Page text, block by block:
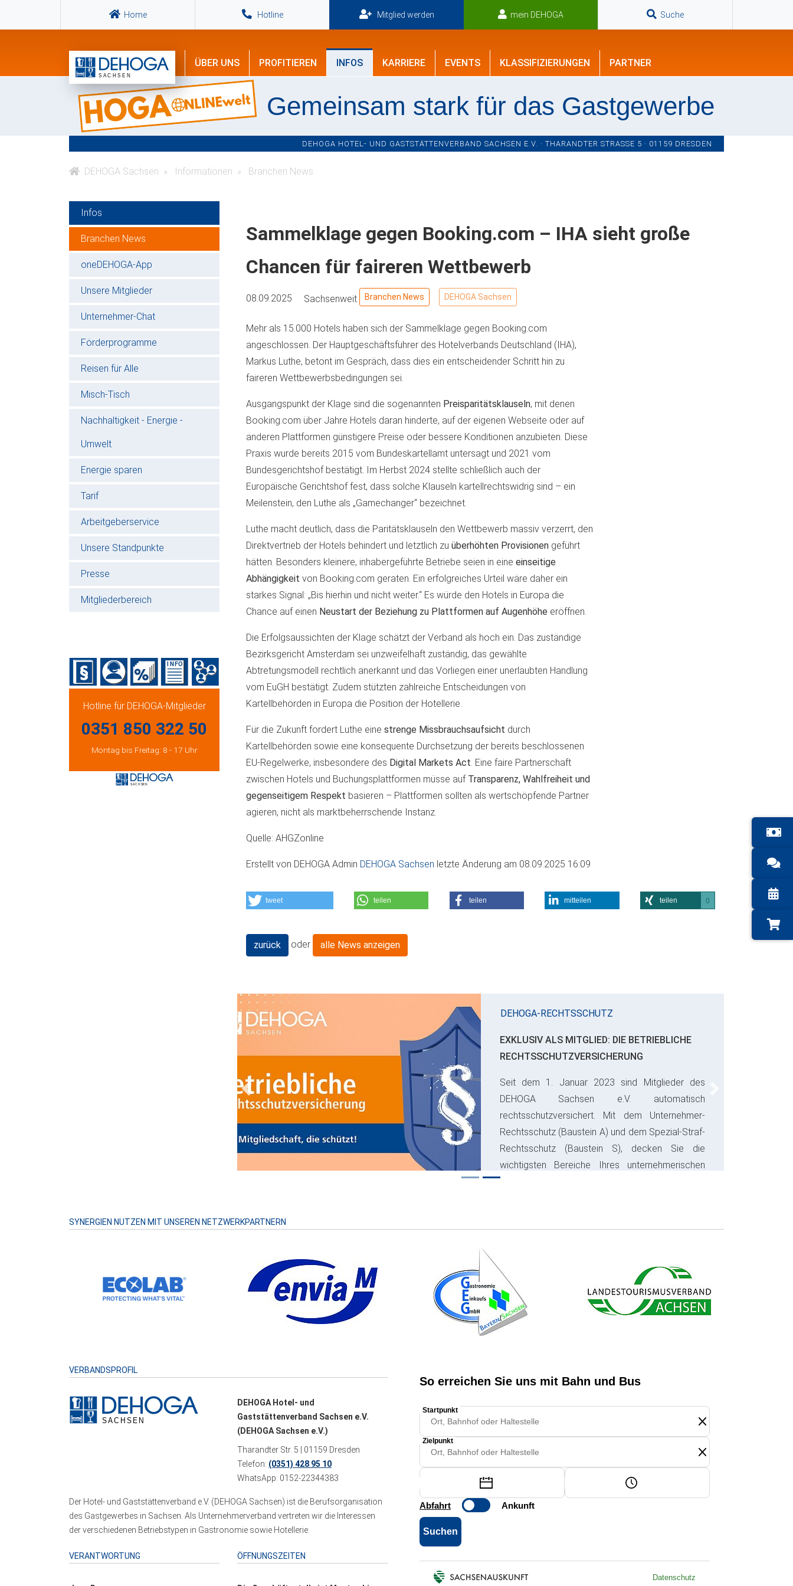
Home Hotline Mitglied werden mein DEHOGA Suche
ÜBER UNS PROFITIEREN INFOS KARRIERE EVENTS KLASSIFIZIERUNGEN PARTNER
Gemeinsam stark für das Gastgewerbe
DEHOGA HOTEL- UND GASTSTÄTTENVERBAND SACHSEN E.V. · THARANDTER STRASSE 5 · 01159 DRESDEN
DEHOGA Sachsen Informationen Branchen News
Infos
Branchen News
oneDEHOGA-App
Unsere Mitglieder
Unternehmer-Chat
Förderprogramme
Reisen für Alle
Misch-Tisch
Nachhaltigkeit - Energie -
Umwelt
Energie sparen
Tarif
Arbeitgeberservice
Unsere Standpunkte
Presse
Mitgliederbereich
Hotline für DEHOGA-Mitglieder
0351 850 322 50
Montag bis Freitag: 8 - 17 Uhr
Sammelklage gegen Booking.com – IHA sieht große
Chancen für faireren Wettbewerb
08.09.2025 Sachsenweit Branchen News DEHOGA Sachsen
Mehr als 15.000 Hotels haben sich der Sammelklage gegen Booking.com
angeschlossen. Der Hauptgeschäftsführer des Hotelverbands Deutschland (IHA),
Markus Luthe, betont im Gespräch, dass dies ein entscheidender Schritt hin zu
faireren Wettbewerbsbedingungen sei.
Ausgangspunkt der Klage sind die sogenannten Preisparitätsklauseln, mit denen
Booking.com über Jahre Hotels daran hinderte, auf der eigenen Webseite oder auf
anderen Plattformen günstigere Preise oder bessere Konditionen anzubieten. Diese
Praxis wurde bereits 2015 vom Bundeskartellamt untersagt und 2021 vom
Bundesgerichtshof bestätigt. Im Herbst 2024 stellte schließlich auch der
Europäische Gerichtshof fest, dass solche Klauseln kartellrechtswidrig sind – ein
Meilenstein, den Luthe als „Gamechanger“ bezeichnet.
Luthe macht deutlich, dass die Paritätsklauseln den Wettbewerb massiv verzerrt, den
Direktvertrieb der Hotels behindert und letztlich zu überhöhten Provisionen geführt
hätten. Besonders kleinere, inhabergeführte Betriebe seien in eine einseitige
Abhängigkeit von Booking.com geraten. Ein erfolgreiches Urteil wäre daher ein
starkes Signal: „Bis hierhin und nicht weiter.“ Es würde den Hotels in Europa die
Chance auf einen Neustart der Beziehung zu Plattformen auf Augenhöhe eröffnen.
Die Erfolgsaussichten der Klage schätzt der Verband als hoch ein. Das zuständige
Bezirksgericht Amsterdam sei unzweifelhaft zuständig, das gewählte
Abtretungsmodell rechtlich anerkannt und das Vorliegen einer unerlaubten Handlung
vom EuGH bestätigt. Zudem stützten zahlreiche Entscheidungen von
Kartellbehörden in Europa die Position der Hotellerie.
Für die Zukunft fordert Luthe eine strenge Missbrauchsaufsicht durch
Kartellbehörden sowie eine konsequente Durchsetzung der bereits beschlossenen
EU-Regelwerke, insbesondere des Digital Markets Act . Eine faire Partnerschaft
zwischen Hotels und Buchungsplattformen müsse auf Transparenz, Wahlfreiheit und
gegenseitigem Respekt basieren – Plattformen sollten als wertschöpfende Partner
agieren, nicht als marktbeherrschende Instanz.
Quelle: AHGZonline
Erstellt von DEHOGA Admin DEHOGA Sachsen letzte Änderung am 08.09.2025 16:09
tweet teilen teilen mitteilen teilen 0
zurück oder alle News anzeigen
DEHOGA-RECHTSSCHUTZ
EXKLUSIV ALS MITGLIED: DIE BETRIEBLICHE
RECHTSSCHUTZVERSICHERUNG
Seit dem 1. Januar 2023 sind Mitglieder des
DEHOGA Sachsen e.V. automatisch
rechtsschutzversichert. Mit dem Unternehmer-
Rechtsschutz (Baustein A) und dem Spezial-Straf-
Rechtsschutz (Baustein S), decken Sie die
wichtigsten Bereiche Ihres unternehmerischen
Risikos ab und sparen bares Geld.
Previous
SYNERGIEN NUTZEN MIT UNSEREN NETZWERKPARTNERN
VERBANDSPROFIL
DEHOGA Hotel- und
Gaststättenverband Sachsen e.V.
(DEHOGA Sachsen e.V.)
Tharandter Str. 5 | 01159 Dresden
Telefon: (0351) 428 95 10
WhatsApp: 0152-22344383
Der Hotel- und Gaststättenverband e.V. (DEHOGA Sachsen) ist die Berufsorganisation
des Gastgewerbes in Sachsen. Als Unternehmerverband vertreten wir die Interessen
der verschiedenen Betriebstypen in Gastronomie sowie Hotellerie.
VERANTWORTUNG ÖFFNUNGSZEITEN